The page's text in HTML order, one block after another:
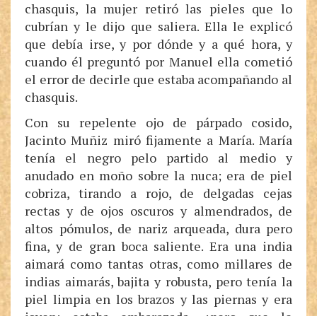
chasquis, la mujer retiró las pieles que lo
cubrían y le dijo que saliera. Ella le explicó
que debía irse, y por dónde y a qué hora, y
cuando él preguntó por Manuel ella cometió
el error de decirle que estaba acompañando al
chasquis.
Con su repelente ojo de párpado cosido,
Jacinto Muñiz miró fijamente a María. María
tenía el negro pelo partido al medio y
anudado en moño sobre la nuca; era de piel
cobriza, tirando a rojo, de delgadas cejas
rectas y de ojos oscuros y almendrados, de
altos pómulos, de nariz arqueada, dura pero
fina, y de gran boca saliente. Era una india
aimará como tantas otras, como millares de
indias aimarás, bajita y robusta, pero tenía la
piel limpia en los brazos y las piernas y era